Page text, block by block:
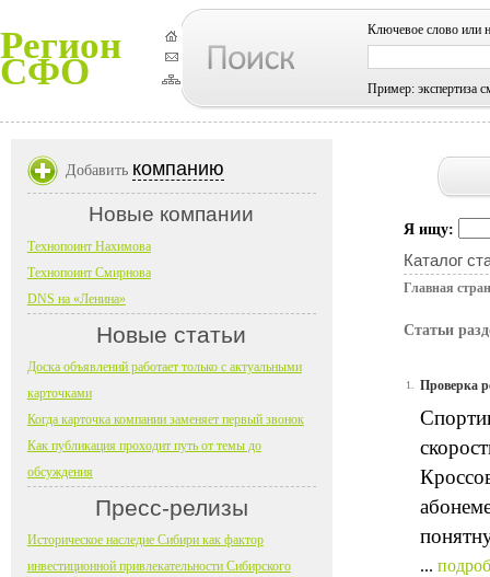
Регион
СФО
Ключевое слово или
Пример: экспертиза
Я ищу:
Каталог
Главная
Статьи
1. Проверка
...
Добавить компанию
Новые компании
Технопоинт Нахимова
Технопоинт Смирнова
DNS на «Ленина»
Новые статьи
Доска объявлений работает только с актуальными
карточками
Когда карточка компании заменяет первый звонок
Как публикация проходит путь от темы до
обсуждения
Пресс-релизы
Историческое наследие Сибири как фактор
инвестиционной привлекательности Сибирского